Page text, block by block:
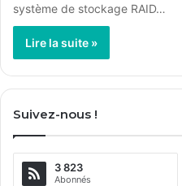
système de stockage RAID…
Lire la suite »
Suivez-nous !
3 823
Abonnés